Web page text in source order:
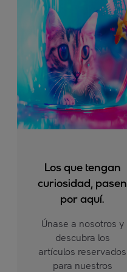
Los que tengan
curiosidad, pasen
por aquí.
Únase a nosotros y
descubra los
artículos reservados
para nuestros